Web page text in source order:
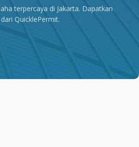
terpercaya di Jakarta. Dapatkan
QuicklePermit.